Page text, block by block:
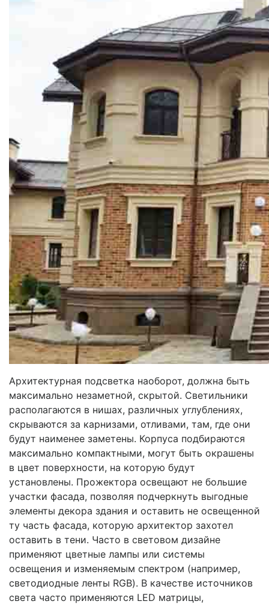
Архитектурная подсветка наоборот, должна быть
максимально незаметной, скрытой. Светильники
располагаются в нишах, различных углублениях,
скрываются за карнизами, отливами, там, где они
будут наименее заметены. Корпуса подбираются
максимально компактными, могут быть окрашены
в цвет поверхности, на которую будут
установлены. Прожектора освещают не большие
участки фасада, позволяя подчеркнуть выгодные
элементы декора здания и оставить не освещенной
ту часть фасада, которую архитектор захотел
оставить в тени. Часто в световом дизайне
применяют цветные лампы или системы
освещения и изменяемым спектром (например,
светодиодные ленты RGB). В качестве источников
света часто применяются LED матрицы,